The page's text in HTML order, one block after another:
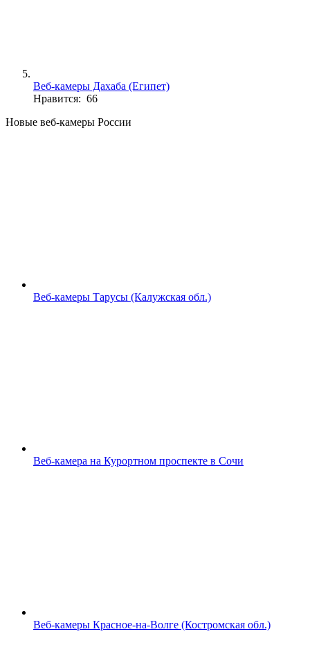
Веб-камеры Дахаба (Египет)
Нравится: 66
Новые веб-камеры России
Веб-камеры Тарусы (Калужская обл.)
Веб-камера на Курортном проспекте в Сочи
Веб-камеры Красное-на-Волге (Костромская обл.)